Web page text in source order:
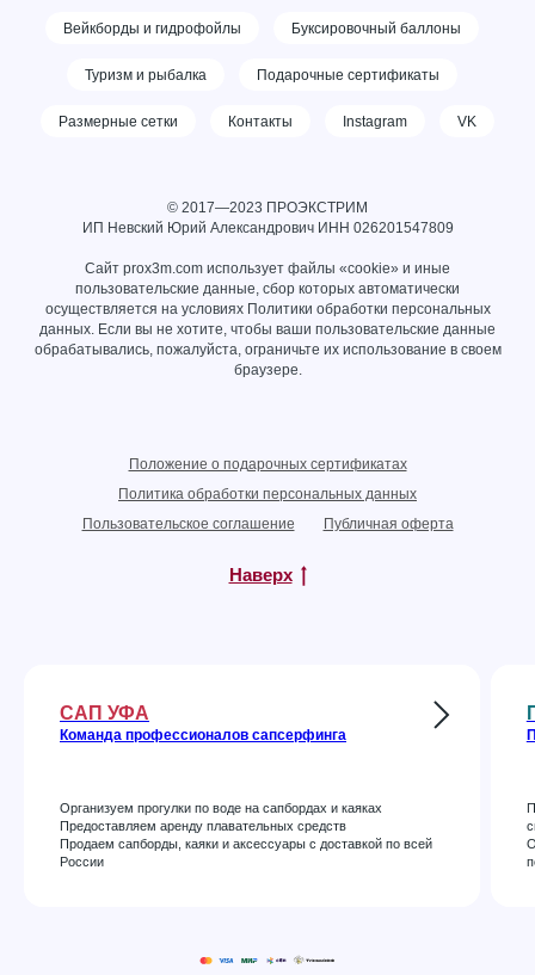
Вейкборды и гидрофойлы Буксировочный баллоны
Туризм и рыбалка Подарочные сертификаты
Размерные сетки Контакты Instagram VK
© 2017—2023 ПРОЭКСТРИМ
ИП Невский Юрий Александрович ИНН 026201547809
Сайт prox3m.com использует файлы «cookie» и иные
пользовательские данные, сбор которых автоматически
осуществляется на условиях Политики обработки персональных
данных. Если вы не хотите, чтобы ваши пользовательские данные
обрабатывались, пожалуйста, ограничьте их использование в своем
браузере.
Положение о подарочных сертификатах
Политика обработки персональных данных
Пользовательское соглашение
Публичная оферта
Наверх
САП УФА
Команда профессионалов сапсерфинга
Организуем прогулки по воде на сапбордах и каяках
Предоставляем аренду плавательных средств
Продаем сапборды, каяки и аксессуары с доставкой по всей
России